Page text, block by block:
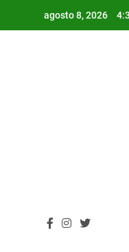
agosto 8, 2026